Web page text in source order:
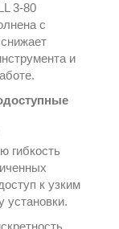
3-80
с
и
гибкость
к узким
установки.